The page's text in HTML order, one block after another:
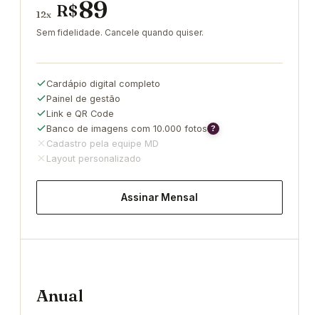
12x R$89
Sem fidelidade. Cancele quando quiser.
Cardápio digital completo
Painel de gestão
Link e QR Code
Banco de imagens com 10.000 fotos ?
Cadastro pela equipe MD
Layout personalizado
Assinar Mensal
Anual